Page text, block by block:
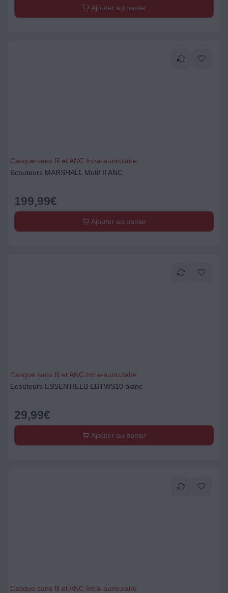
Ajouter au panier
Casque sans fil et ANC Intra-auriculaire
Ecouteurs MARSHALL Motif II ANC
199,99€
Ajouter au panier
Casque sans fil et ANC Intra-auriculaire
Ecouteurs ESSENTIELB EBTWS10 blanc
29,99€
Ajouter au panier
Casque sans fil et ANC Intra-auriculaire